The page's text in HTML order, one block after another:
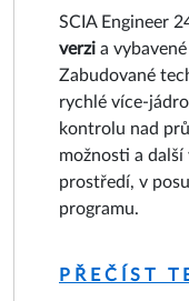
SCIA Engineer
verzi a vybavené
Zabudované
rychlé více-
kontrolu nad
možnosti a
prostředí, v
programu.
PŘEČÍST